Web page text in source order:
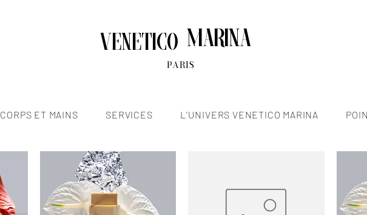
venetico Marina
PARIS
CORPS ET MAINS SERVICES L'UNIVERS VENETICO MARINA